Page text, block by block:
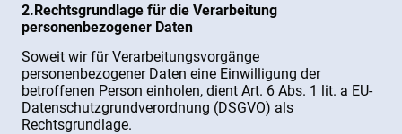
2.Rechtsgrundlage für die Verarbeitung
personenbezogener Daten
Soweit wir für Verarbeitungsvorgänge
personenbezogener Daten eine Einwilligung der
betroffenen Person einholen, dient Art. 6 Abs. 1 lit. a EU-
Datenschutzgrundverordnung (DSGVO) als
Rechtsgrundlage.